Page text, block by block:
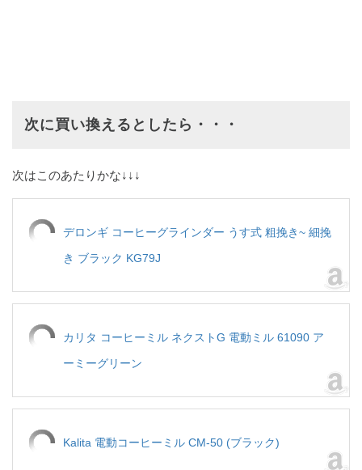
次に買い換えるとしたら・・・
次はこのあたりかな↓↓↓
デロンギ コーヒーグラインダー うす式 粗挽き~ 細挽
き ブラック KG79J
カリタ コーヒーミル ネクストG 電動ミル 61090 ア
ーミーグリーン
Kalita 電動コーヒーミル CM-50 (ブラック)